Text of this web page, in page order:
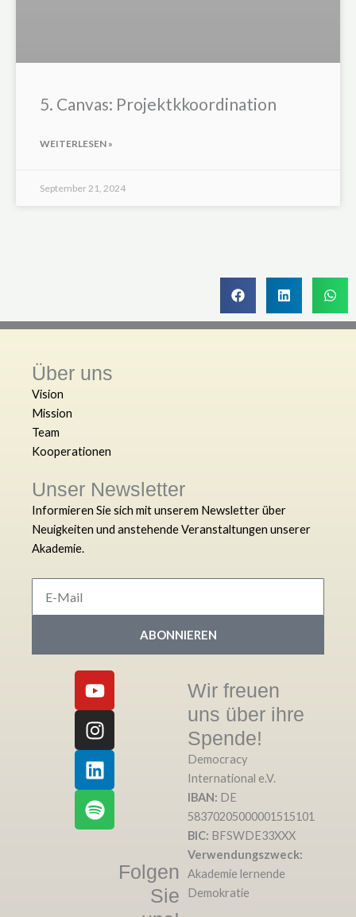
5. Canvas: Projektkkoordination
WEITERLESEN »
September 21, 2024
Über uns
Vision
Mission
Team
Kooperationen
Unser Newsletter
Informieren Sie sich mit unserem Newsletter über
Neuigkeiten und anstehende Veranstaltungen unserer
Akademie.
Mail
ABONNIEREN
Folgen
Sie
Y
o
u
t
u
b
e
I
n
s
t
a
g
r
a
L
i
n
k
e
d
i
n
S
p
o
t
i
f
y
Wir freuen
uns über ihre
Spende!
Democracy
International e.V.
IBAN: DE
58370205000001515101
BIC: BFSWDE33XXX
Verwendungszweck:
Akademie lernende
Demokratie